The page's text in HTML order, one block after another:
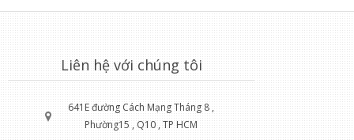
Liên hệ với chúng tôi
641E đường Cách Mạng Tháng 8 ,
Phường15 , Q10 , TP HCM